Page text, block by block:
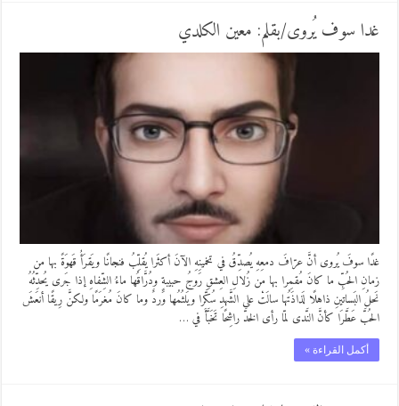
غدا سوف يُروى/بقلم: معين الكلدي
غدًا سوفَ يُروى أنَّ عرّافَ دمعِهِ يُصدِّقُ في تخمينِهِ الآنَ أكثَرا يُقلِّبُ فنجانًا ويَقرَأُ قَهوَةً بها من
زمانِ الحُبِّ ما كانَ مُقمِرا بها من زُلالِ العِشقِ رَوجُ حبيبةٍ ودُرَّاقُها ماءُ الشِّفاهِ إذا جَرى يُحدِّثُهُ
نَحلُ البَساتينِ ذاهلًا لَذاذَتُها سالَتْ على الشَّهدِ سُكَّرا ويَلثُمُها وَردٌ وما كانَ مُغرَمًا ولكنَّ رِيقًا أنعَشَ
الحُبَّ عَطَّرَا كأنَّ النَّدى لمّا رأى الخدَّ راشِحًا تَخَبَّأَ في …
أكمل القراءة »